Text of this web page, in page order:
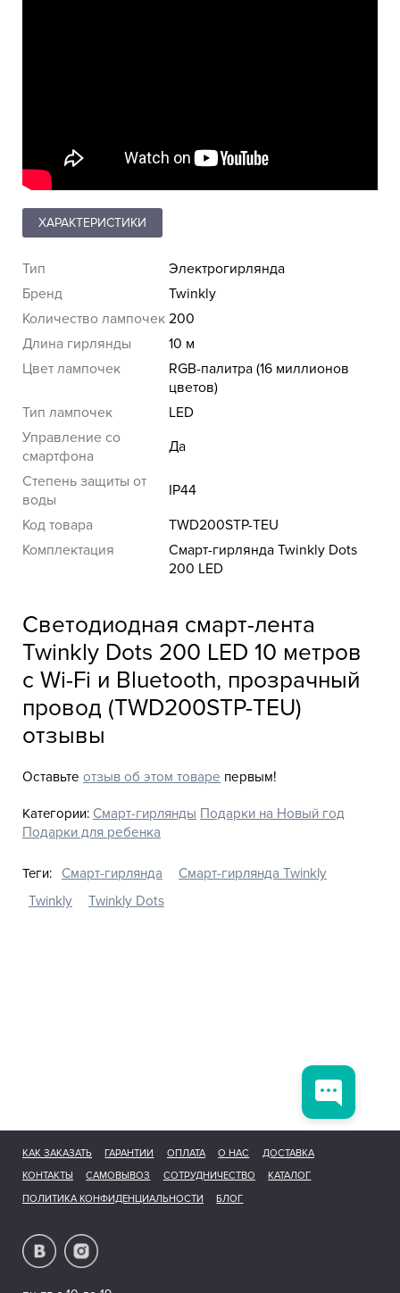
ХАРАКТЕРИСТИКИ
Тип
Электрогирлянда
Бренд
Twinkly
Количество лампочек 200
Длина гирлянды
10 м
Цвет лампочек
RGB-палитра (16 миллионов
цветов)
Тип лампочек
LED
Управление со
смартфона
Да
Степень защиты от
воды
IP44
Код товара
TWD200STP-TEU
Комплектация
Смарт-гирлянда Twinkly Dots
200 LED
Светодиодная смарт-лента
Twinkly Dots 200 LED 10 метров
с Wi-Fi и Bluetooth, прозрачный
провод (TWD200STP-TEU)
отзывы
Оставьте отзыв об этом товаре первым!
Категории: Смарт-гирлянды Подарки на Новый год
Подарки для ребенка
Теги: Смарт-гирлянда
Смарт-гирлянда Twinkly
Twinkly
Twinkly Dots
КАК ЗАКАЗАТЬ ГАРАНТИИ ОПЛАТА О НАС
ДОСТАВКА
КОНТАКТЫ
САМОВЫВОЗ СОТРУДНИЧЕСТВО
КАТАЛОГ
ПОЛИТИКА КОНФИДЕНЦИАЛЬНОСТИ
БЛОГ